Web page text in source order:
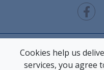
Bam Boom |POLITIQUE
Cookies help us
services, you agree